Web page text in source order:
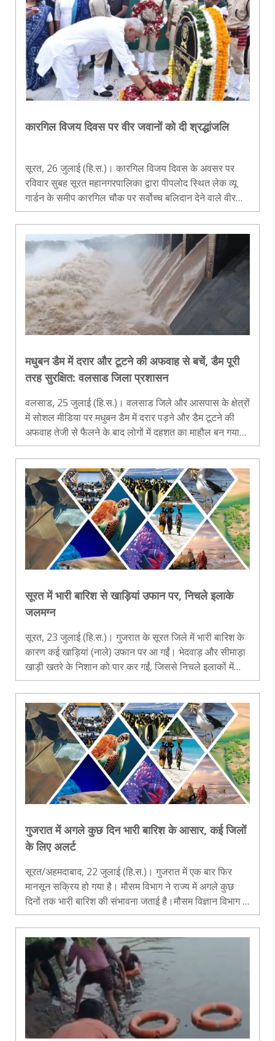
कारगिल विजय दिवस पर वीर जवानों को दी श्रद्धांजलि
सूरत, 26 जुलाई (हि.स.)। कारगिल विजय दिवस के अवसर पर
रविवार सुबह सूरत महानगरपालिका द्वारा पीपलोद स्थित लेक व्यू
गार्डन के समीप कारगिल चौक पर सर्वोच्च बलिदान देने वाले वीर
जवानों को श्रद्धांजलि अर्पित करने के लिए विशेष कार्यक्रम
आयोजित किया गया। सभी..
मधुबन डैम में दरार और टूटने की अफवाह से बचें, डैम पूरी
तरह सुरक्षित: वलसाड जिला प्रशासन
वलसाड, 25 जुलाई (हि.स.)। वलसाड जिले और आसपास के क्षेत्रों
में सोशल मीडिया पर मधुबन डैम में दरार पड़ने और डैम टूटने की
अफवाह तेजी से फैलने के बाद लोगों में दहशत का माहौल बन गया।
विशेष रूप से केंद्र शासित प्रदेश दादरा एवं नगर हवेली (सिलवासा)
में रहने..
सूरत में भारी बारिश से खाड़ियां उफान पर, निचले इलाके
जलमग्न
सूरत, 23 जुलाई (हि.स.)। गुजरात के सूरत जिले में भारी बारिश के
कारण कई खाड़ियां (नाले) उफान पर आ गईं। भेदवाड़ और सीमाड़ा
खाड़ी खतरे के निशान को पार कर गईं, जिससे निचले इलाकों में
पानी भर गया। कई सड़कों पर पानी भरने से यातायात प्रभावित
हुआ, जबकि कुछ..
गुजरात में अगले कुछ दिन भारी बारिश के आसार, कई जिलों
के लिए अलर्ट
सूरत/अहमदाबाद, 22 जुलाई (हि.स.)। गुजरात में एक बार फिर
मानसून सक्रिय हो गया है। मौसम विभाग ने राज्य में अगले कुछ
दिनों तक भारी बारिश की संभावना जताई है।मौसम विज्ञान विभाग के
अनुसार, आज बुधवार और गुरुवार को दक्षिण गुजरात के नवसारी
और वलसाड जिलों में..